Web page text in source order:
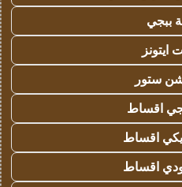
ببجي
ايتونز
ستور
اقساط
اقساط
اقساط